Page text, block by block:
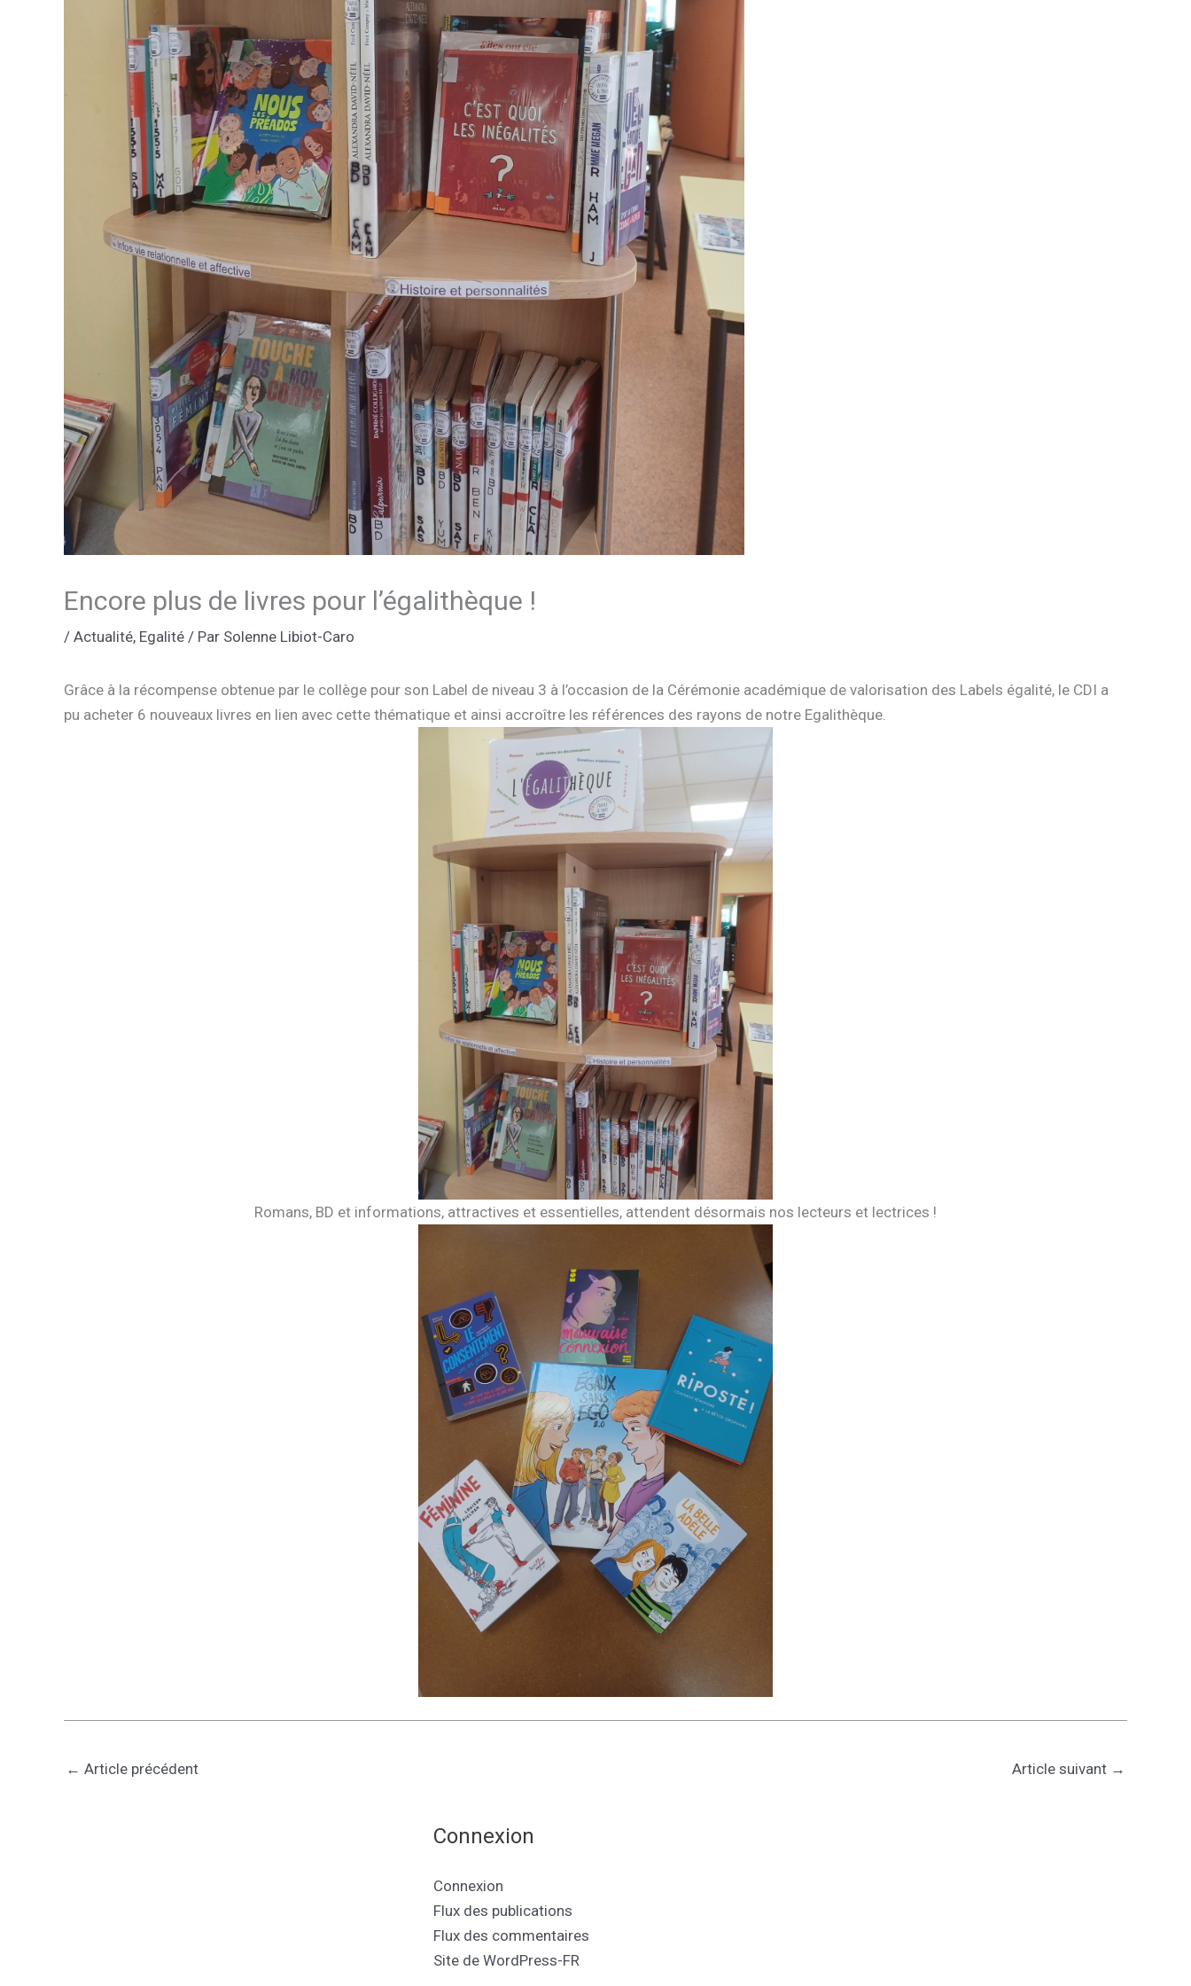
Encore plus de livres pour l’égalithèque !
/ Actualité, Egalité / Par Solenne Libiot-Caro
Grâce à la récompense obtenue par le collège pour son Label de niveau 3 à l’occasion de la Cérémonie académique de valorisation des Labels égalité, le CDI a
pu acheter 6 nouveaux livres en lien avec cette thématique et ainsi accroître les références des rayons de notre Egalithèque.
Romans, BD et informations, attractives et essentielles, attendent désormais nos lecteurs et lectrices !
← Article précédent Article suivant →
Connexion
Connexion
Flux des publications
Flux des commentaires
Site de WordPress-FR